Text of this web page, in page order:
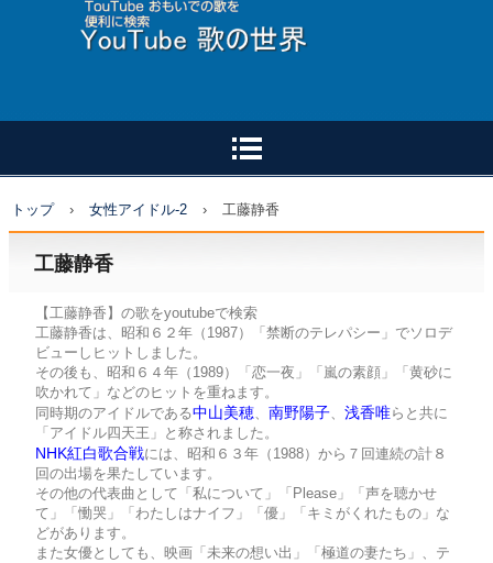
トップ › 女性アイドル-2 › 工藤静香
工藤静香
【工藤静香】の歌をyoutubeで検索
工藤静香は、昭和６２年（1987）「禁断のテレパシー」でソロデ
ビューしヒットしました。
その後も、昭和６４年（1989）「恋一夜」「嵐の素顔」「黄砂に
吹かれて」などのヒットを重ねます。
同時期のアイドルである中山美穂、南野陽子、浅香唯らと共に
「アイドル四天王」と称されました。
NHK紅白歌合戦には、昭和６３年（1988）から７回連続の計８
回の出場を果たしています。
その他の代表曲として「私について」「Please」「声を聴かせ
て」「慟哭」「わたしはナイフ」「優」「キミがくれたもの」な
どがあります。
また女優としても、映画「未来の想い出」「極道の妻たち」、テ